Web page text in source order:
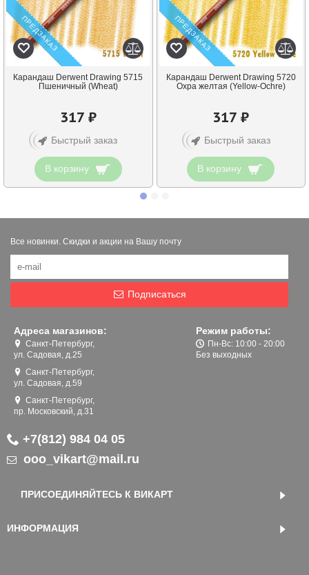
ПРЕДЗАКАЗ
Карандаш Derwent Drawing 5715
Пшеничный (Wheat)
317 ₽
Быстрый заказ
В корзину
ПРЕДЗАКАЗ
Карандаш Derwent Drawing 5720
Охра желтая (Yellow-Ochre)
317 ₽
Быстрый заказ
В корзину
Все новинки. Скидки и акции на Вашу почту
Подписаться
Адреса магазинов:
Санкт-Петербург,
ул. Садовая, д.25
Санкт-Петербург,
ул. Садовая, д.59
Санкт-Петербург,
пр. Московский, д.31
Режим работы:
Пн-Вс: 10:00 - 20:00
Без выходных
+7(812) 984 04 05
ooo_vikart@mail.ru
ПРИСОЕДИНЯЙТЕСЬ К ВИКАРТ
ИНФОРМАЦИЯ